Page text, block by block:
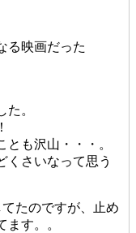
る映画だった
。
も沢山・・・。
くさいなって思う
たのですが、止め
す。。